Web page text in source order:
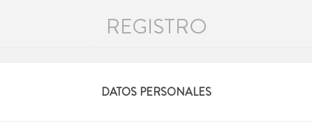
REGISTRO
DATOS PERSONALES